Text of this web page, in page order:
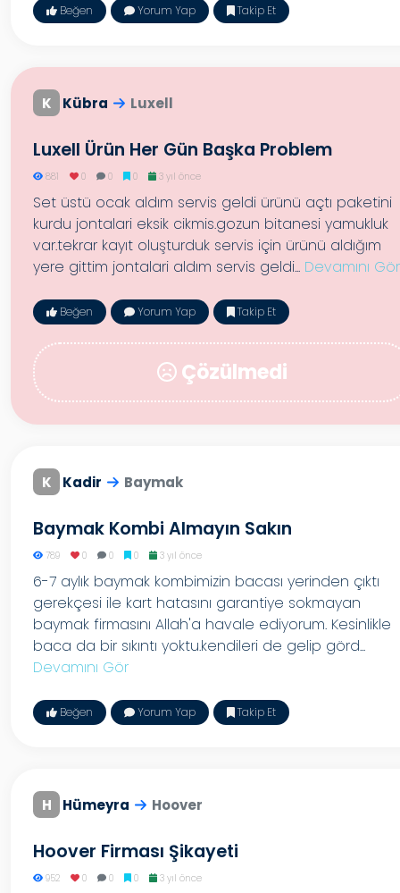
Beğen Yorum Yap Takip Et
K Kübra Luxell
Luxell Ürün Her Gün Başka Problem
881 0 0 0 3 yıl önce
Set üstü ocak aldım servis geldi ürünü açtı paketini
kurdu jontalari eksik cikmis.gozun bitanesi yamukluk
var.tekrar kayıt oluşturduk servis için ürünü aldığım
yere gittim jontalari aldım servis geldi... Devamını Gör
Beğen Yorum Yap Takip Et
Çözülmedi
K Kadir Baymak
Baymak Kombi Almayın Sakın
789 0 0 0 3 yıl önce
6-7 aylık baymak kombimizin bacası yerinden çıktı
gerekçesi ile kart hatasını garantiye sokmayan
baymak firmasını Allah'a havale ediyorum. Kesinlikle
baca da bir sıkıntı yoktu.kendileri de gelip görd...
Devamını Gör
Beğen Yorum Yap Takip Et
H Hümeyra Hoover
Hoover Firması Şikayeti
952 0 0 0 3 yıl önce